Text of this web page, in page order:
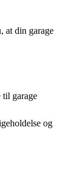
at din garage
til garage
og